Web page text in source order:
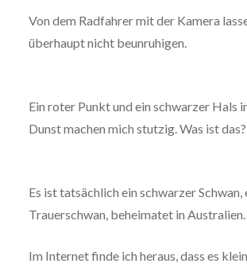
Von dem Radfahrer mit der Kamera
überhaupt nicht beunruhigen.
Ein roter Punkt und ein schwarzer Hals
Dunst machen mich stutzig. Was ist das?
Es ist tatsächlich ein schwarzer Schwan,
Trauerschwan, beheimatet in Australien.
Im Internet finde ich heraus, dass es